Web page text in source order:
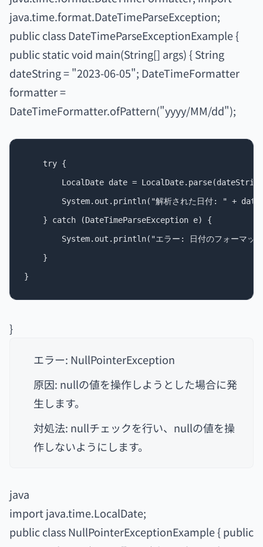
java.time.format.DateTimeParseException;
public class DateTimeParseExceptionExample {
public static void main(String[] args) { String
dateString = "2023-06-05"; DateTimeFormatter
formatter =
DateTimeFormatter.ofPattern("yyyy/MM/dd");
    try {
LocalDate date =
System.out.println("解析された日付: " +
    } catch (DateTimeParseException e) {
System.out.println("エラー: 日付のフォーマッ
    }
}
エラー: NullPointerException
原因: nullの値を操作しようとした場合に発
生します。
対処法: nullチェックを行い、nullの値を操
作しないようにします。
java
import java.time.LocalDate;
public class NullPointerExceptionExample { public